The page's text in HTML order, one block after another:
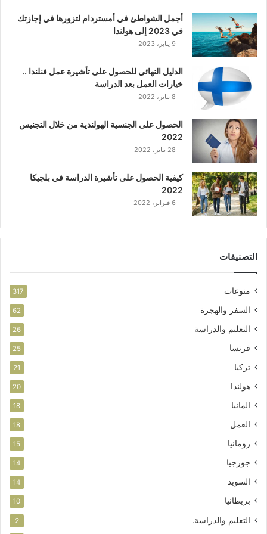
أجمل الشواطئ في أمستردام لتزورها في إجازتك
في 2023 إلى هولندا
9 يناير، 2023
الدليل النهائي للحصول على تأشيرة عمل فنلندا ..
خيارات العمل بعد الدراسة
8 يناير، 2022
الحصول على الجنسية الهولندية من خلال التجنيس
2022
28 يناير، 2022
كيفية الحصول على تأشيرة الدراسة في بلجيكا
2022
6 فبراير، 2022
التصنيفات
منوعات 317
السفر والهجرة 62
التعليم والدراسة 26
فرنسا 25
تركيا 21
هولندا 20
المانيا 18
العمل 18
رومانيا 15
جورجيا 14
السويد 14
بريطانيا 10
التعليم والدراسة. 2